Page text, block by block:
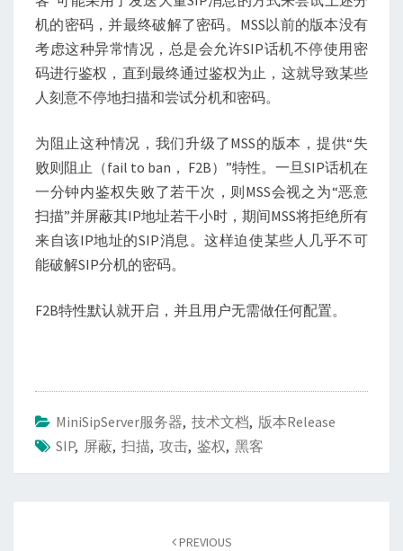
机的密码，并最终破解了密码。MSS以前的版本没有
考虑这种异常情况，总是会允许SIP话机不停使用密
码进行鉴权，直到最终通过鉴权为止，这就导致某些
人刻意不停地扫描和尝试分机和密码。
为阻止这种情况，我们升级了MSS的版本，提供“失
败则阻止（fail to ban， F2B）”特性。一旦SIP话机在
一分钟内鉴权失败了若干次，则MSS会视之为“恶意
扫描”并屏蔽其IP地址若干小时，期间MSS将拒绝所有
来自该IP地址的SIP消息。这样迫使某些人几乎不可
能破解SIP分机的密码。
F2B特性默认就开启，并且用户无需做任何配置。
MiniSipServer服务器, 技术文档, 版本Release
SIP, 屏蔽, 扫描, 攻击, 鉴权, 黑客
PREVIOUS